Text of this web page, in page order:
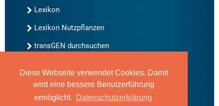
Diese Webseite verwendet Cookies. Damit
wird eine bessere Benutzerführung
ermöglicht. Datenschutzerklärung
Lexikon
Lexikon Nutzpflanzen
transGEN durchsuchen
Neu bei transGEN